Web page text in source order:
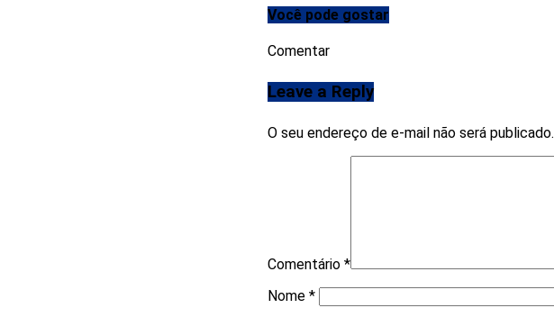
Você pode gostar
Comentar
Leave a Reply
O seu endereço de e-mail não será publicado.
Comentário *
Nome *